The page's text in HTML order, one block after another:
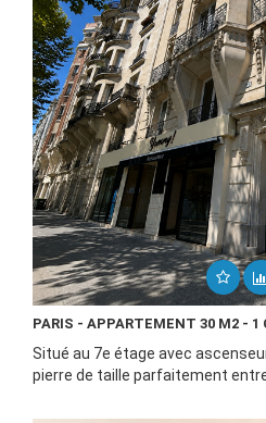
PARIS - APPARTEMENT 30 M2 - 1
Situé au 7e étage avec
pierre de taille parfaitement